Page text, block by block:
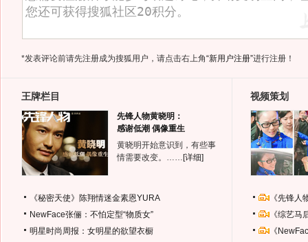
*发表评论前请先注册成为搜狐用户，请点击右上角“新用户注册”进行注册！
王牌栏目
先锋人物黄晓明：
感谢低潮 偶像重生
黄晓明开始意识到，有些事
情需要改变。…… [详细]
《秘密天使》陈翔情迷金素恩YURA
NewFace张俪：不怕定型“物质女”
明星时尚周报：女明星的欲望衣橱
视频策划
《先锋
《综艺
《